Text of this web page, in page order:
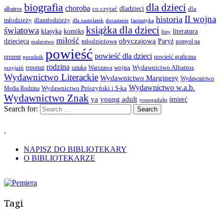
albatros biografia choroba co czytać dladzieci dla dzieci dla
młodzieży dlamłodzieży dla nastolatek dorastanie fantastyka historia II wojna
światowa klasyka komiks książka dla dzieci listy literatura
dziecięca malarstwo miłość młodzieżowa obyczajowa Paryż pomysł na
prezent poradnik powieść powieść dla dzieci powieść graficzna
przyjaźń reportaż rodzina sztuka Warszawa wojna Wydawnictwo Albatros
Wydawnictwo Literackie Wydawnictwo Marginesy Wydawnictwo
Media Rodzina Wydawnictwo Prószyński i S-ka Wydawnictwo w.a.b.
Wydawnictwo Znak ya young adult youngadults śmierć
Search for:
.
NAPISZ DO BIBLIOTEKARY
O BIBLIOTEKARZE
Tagi